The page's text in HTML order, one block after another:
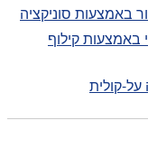
באמצעות סוניקציה
קילוף